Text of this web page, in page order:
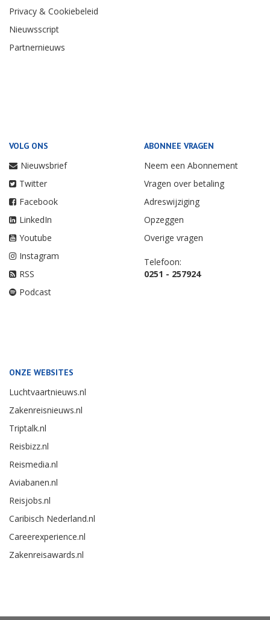
Privacy & Cookiebeleid
Nieuwsscript
Partnernieuws
VOLG ONS
Nieuwsbrief
Twitter
Facebook
LinkedIn
Youtube
Instagram
RSS
Podcast
ABONNEE VRAGEN
Neem een Abonnement
Vragen over betaling
Adreswijziging
Opzeggen
Overige vragen
Telefoon:
0251 - 257924
ONZE WEBSITES
Luchtvaartnieuws.nl
Zakenreisnieuws.nl
Triptalk.nl
Reisbizz.nl
Reismedia.nl
Aviabanen.nl
Reisjobs.nl
Caribisch Nederland.nl
Careerexperience.nl
Zakenreisawards.nl